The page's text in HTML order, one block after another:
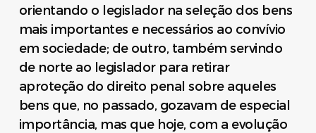
orientando o legislador na seleção dos bens
mais importantes e necessários ao convívio
em sociedade; de outro, também servindo
de norte ao legislador para retirar
aproteção do direito penal sobre aqueles
bens que, no passado, gozavam de especial
importância, mas que hoje, com a evolução